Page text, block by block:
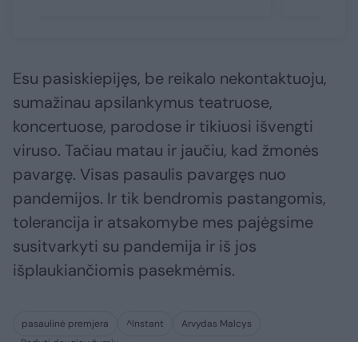
Esu pasiskiepijęs, be reikalo nekontaktuoju,
sumažinau apsilankymus teatruose,
koncertuose, parodose ir tikiuosi išvengti
viruso. Tačiau matau ir jaučiu, kad žmonės
pavargę. Visas pasaulis pavargęs nuo
pandemijos. Ir tik bendromis pastangomis,
tolerancija ir atsakomybe mes pajėgsime
susitvarkyti su pandemija ir iš jos
išplaukiančiomis pasekmėmis.
pasaulinė premjera ^Instant
Arvydas Malcys